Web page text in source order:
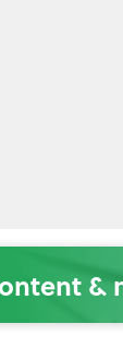
&